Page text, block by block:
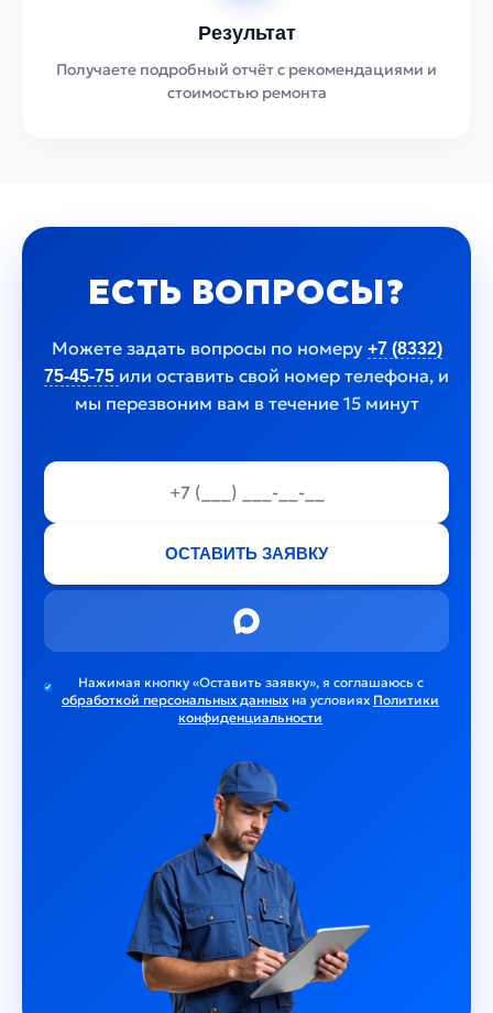
Результат
Получаете подробный отчёт с рекомендациями и
стоимостью ремонта
ЕСТЬ ВОПРОСЫ?
Можете задать вопросы по номеру +7 (8332)
75-45-75 или оставить свой номер телефона, и
мы перезвоним вам в течение 15 минут
ОСТАВИТЬ ЗАЯВКУ
Нажимая кнопку «Оставить заявку», я соглашаюсь c
обработкой персональных данных на условиях Политики
конфиденциальности